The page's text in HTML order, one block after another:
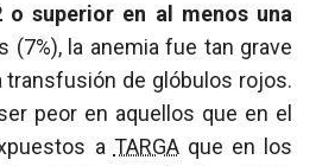
o superior en al menos una
(7%), la anemia fue tan grave
transfusión de glóbulos rojos.
peor en aquellos que en el
a TARGAque en los